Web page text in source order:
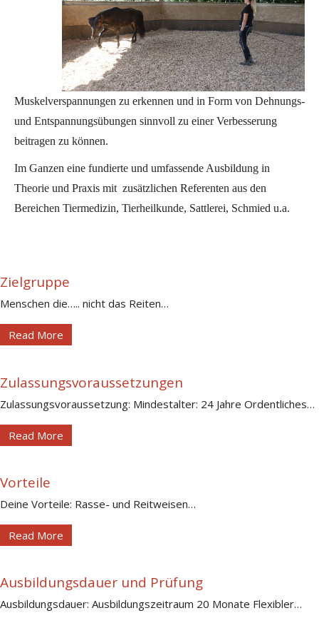
Muskelverspannungen zu erkennen und in Form von Dehnungs-
und Entspannungsübungen sinnvoll zu einer Verbesserung
beitragen zu können.
Im Ganzen eine fundierte und umfassende Ausbildung in
Theorie und Praxis mit zusätzlichen Referenten aus den
Bereichen Tiermedizin, Tierheilkunde, Sattlerei, Schmied u.a.
Zielgruppe
Menschen die….. nicht das Reiten…
Read More
Zulassungsvoraussetzungen
Zulassungsvoraussetzung: Mindestalter: 24 Jahre Ordentliches…
Read More
Vorteile
Deine Vorteile: Rasse- und Reitweisen…
Read More
Ausbildungsdauer und Prüfung
Ausbildungsdauer: Ausbildungszeitraum 20 Monate Flexibler…